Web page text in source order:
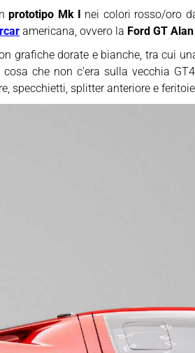
prototipo Mk I nei colori rosso/oro
americana, ovvero la Ford GT
grafiche dorate e bianche, tra cui
che non c’era sulla vecchia
specchietti, splitter anteriore e feritoie